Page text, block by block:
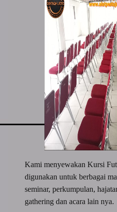
Kami menyewakan Kursi
digunakan untuk berbagai
seminar, perkumpulan,
gathering dan acara lain nya.